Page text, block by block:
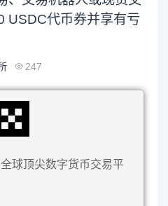
USDC代币券并享有亏
247
球顶尖数字货币交易平